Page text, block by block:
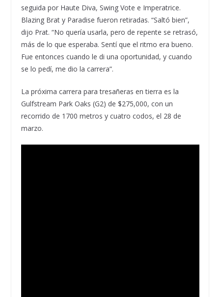
seguida por Haute Diva, Swing Vote e Imperatrice.
Blazing Brat y Paradise fueron retiradas. “Saltó bien”,
dijo Prat. “No quería usarla, pero de repente se retrasó,
más de lo que esperaba. Sentí que el ritmo era bueno.
Fue entonces cuando le di una oportunidad, y cuando
se lo pedí, me dio la carrera”.
La próxima carrera para tresañeras en tierra es la
Gulfstream Park Oaks (G2) de $275,000, con un
recorrido de 1700 metros y cuatro codos, el 28 de
marzo.